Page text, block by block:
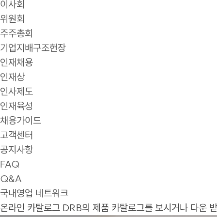
이사회
위원회
주주총회
기업지배구조헌장
인재채용
인재상
인사제도
인재육성
채용가이드
고객센터
공지사항
FAQ
Q&A
국내영업 네트워크
온라인 카탈로그 DRB의 제품 카탈로그를 보시거나 다운